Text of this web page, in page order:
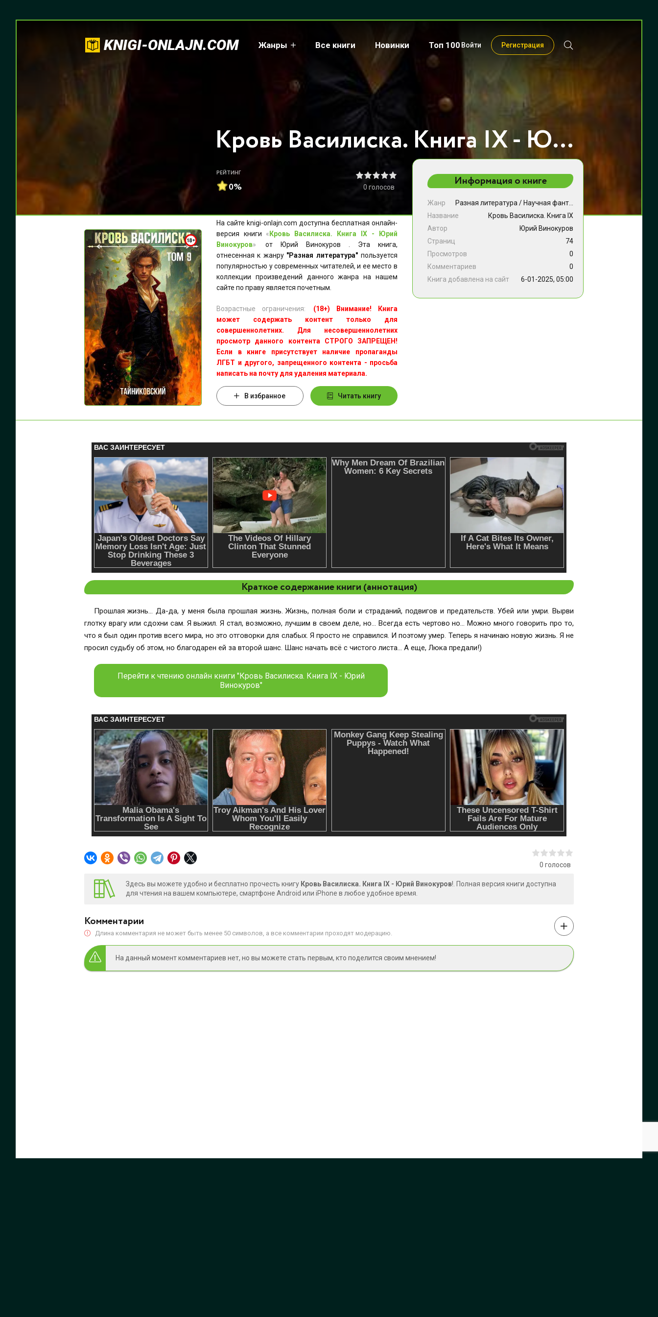
KNIGI-ONLAJN.COM Жанры Все книги Новинки Топ 100 Войти Регистрация
Кровь Василиска. Книга IX - Юрий Винокуров
РЕЙТИНГ
0% 0 голосов
На сайте knigi-onlajn.com доступна бесплатная онлайн-
версия книги « Кровь Василиска. Книга IX - Юрий
Винокуров»
от Юрий Винокуров . Эта книга,
отнесенная к жанру "Разная литература" пользуется
популярностью у современных читателей, и ее место в
коллекции произведений данного жанра на нашем
сайте по праву является почетным.
Возрастные ограничения:
(18+) Внимание! Книга
может содержать контент только для
совершеннолетних. Для несовершеннолетних
просмотр данного контента СТРОГО ЗАПРЕЩЕН!
Если в книге присутствует наличие пропаганды
ЛГБТ и другого, запрещенного контента - просьба
написать на почту для удаления материала.
В избранное Читать книгу
Информация о книге
Жанр Разная литература / Научная фантастика
Название
Кровь Василиска. Книга IX
Автор
Юрий Винокуров
Страниц
74
Просмотров
0
Комментариев
0
Книга добавлена на сайт
6-01-2025, 05:00
Краткое содержание книги (аннотация)
Прошлая жизнь… Да-да, у меня была прошлая жизнь. Жизнь, полная боли и страданий, подвигов и предательств. Убей или умри. Вырви
глотку врагу или сдохни сам. Я выжил. Я стал, возможно, лучшим в своем деле, но… Всегда есть чертово но… Можно много говорить про то,
что я был один против всего мира, но это отговорки для слабых. Я просто не справился. И поэтому умер. Теперь я начинаю новую жизнь. Я не
просил судьбу об этом, но благодарен ей за второй шанс. Шанс начать всё с чистого листа... А еще, Люка предали!)
Перейти к чтению онлайн книги "Кровь Василиска. Книга IX - Юрий
Винокуров"
0 голосов
Здесь вы можете удобно и бесплатно прочесть книгу Кровь Василиска. Книга IX - Юрий Винокуров!. Полная версия книги доступна
для чтения на вашем компьютере, смартфоне Android или iPhone в любое удобное время.
Комментарии
Длина комментария не может быть менее 50 символов, а все комментарии проходят модерацию.
На данный момент комментариев нет, но вы можете стать первым, кто поделится своим мнением!